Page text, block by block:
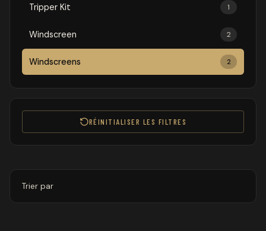
Tripper Kit 1
Windscreen 2
Windscreens 2
RÉINITIALISER LES FILTRES
Trier par